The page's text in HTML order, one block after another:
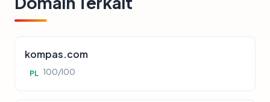
kompas.com
PL 100/100